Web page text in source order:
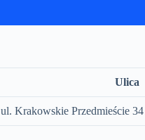
Ulica
ul. Krakowskie Przedmieście 34